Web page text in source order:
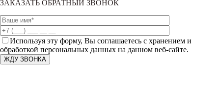
ЗАКАЗАТЬ ОБРАТНЫЙ ЗВОНОК
Используя эту форму, Вы соглашаетесь с хранением и
обработкой персональных данных на данном веб-сайте.